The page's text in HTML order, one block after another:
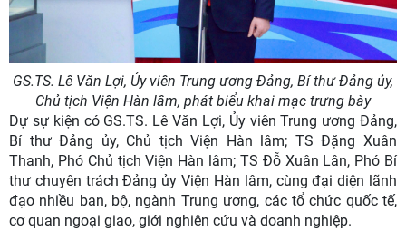
GS.TS. Lê Văn Lợi, Ủy viên Trung ương Đảng, Bí thư Đảng ủy,
Chủ tịch Viện Hàn lâm, phát biểu khai mạc trưng bày
Dự sự kiện có GS.TS. Lê Văn Lợi, Ủy viên Trung ương Đảng,
Bí thư Đảng ủy, Chủ tịch Viện Hàn lâm; TS Đặng Xuân
Thanh, Phó Chủ tịch Viện Hàn lâm; TS Đỗ Xuân Lân, Phó Bí
thư chuyên trách Đảng ủy Viện Hàn lâm, cùng đại diện lãnh
đạo nhiều ban, bộ, ngành Trung ương, các tổ chức quốc tế,
cơ quan ngoại giao, giới nghiên cứu và doanh nghiệp.